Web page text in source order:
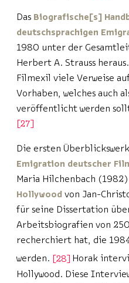
Das Biografische[s]
deutschsprachigen
1980 unter der
Herbert A. Strauss
Filmexil viele Verweise
Vorhaben, welches auch
veröffentlicht werden
27
Die ersten
Emigration deutscher
Maria Hilchenbach (1982)
Hollywood von Jan-
für seine Dissertation
Arbeitsbiografien von
recherchiert hat, die
werden.
28
Horak
Hollywood. Diese